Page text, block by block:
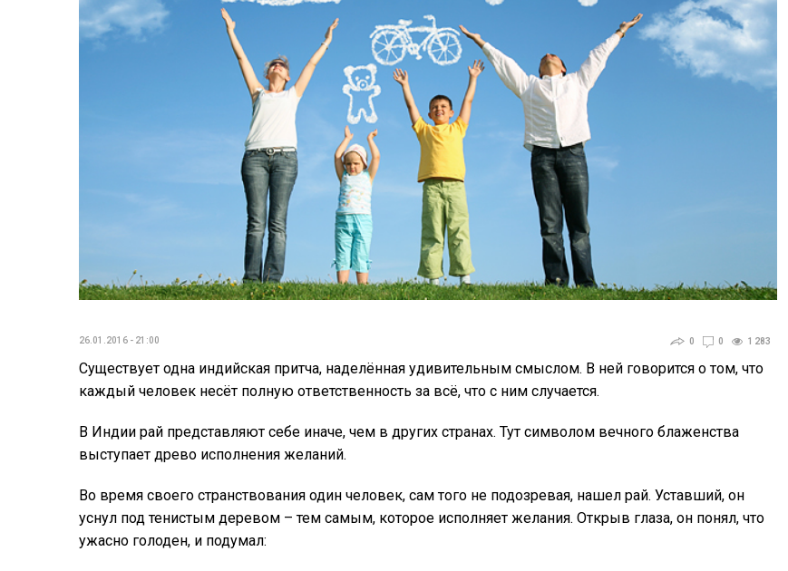
26.01.2016 - 21:00 0 0 1 283
Существует одна индийская притча, наделённая удивительным смыслом. В ней говорится о том, что
каждый человек несёт полную ответственность за всё, что с ним случается.
В Индии рай представляют себе иначе, чем в других странах. Тут символом вечного блаженства
выступает древо исполнения желаний.
Во время своего странствования один человек, сам того не подозревая, нашел рай. Уставший, он
уснул под тенистым деревом – тем самым, которое исполняет желания. Открыв глаза, он понял, что
ужасно голоден, и подумал: